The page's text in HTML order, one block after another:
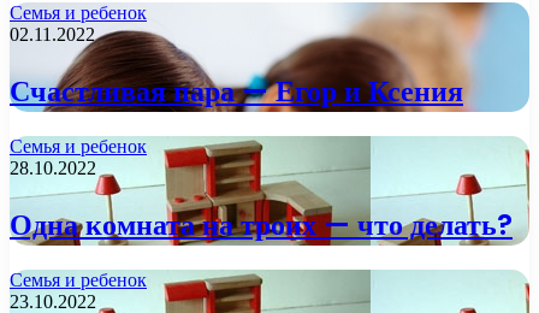
Семья и ребенок
02.11.2022
Счастливая пара — Егор и Ксения
Семья и ребенок
28.10.2022
Одна комната на троих — что делать?
Семья и ребенок
23.10.2022